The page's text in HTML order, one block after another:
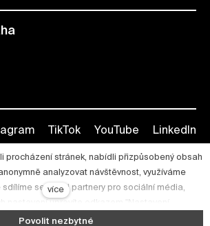
TikTok YouTube LinkedIn
procházení stránek, nabídli přizpůsobený obsah
analyzovat návštěvnost, využíváme
se svými partnery pro sociální média,
změnit v patičce webu. Podrobnější
více
Povolit nezbytné